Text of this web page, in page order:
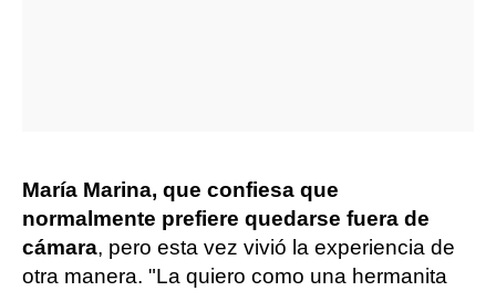
María Marina, que confiesa que
normalmente prefiere quedarse fuera de
cámara, pero esta vez vivió la experiencia de
otra manera. "La quiero como una hermanita